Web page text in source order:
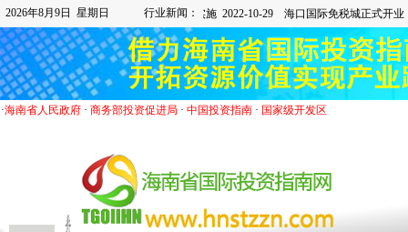
2026年8月9日 星期日 行业新闻：
·海南省人民政府· 商务部投资促进局 · 中国投资指南· 国家级开发区